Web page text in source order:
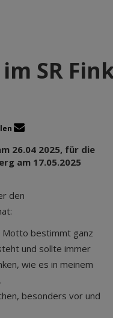
SR
26.04 2025, für die
am 17.05.2025
den
Motto bestimmt ganz
und sollte immer
wie es in meinem
besonders vor und